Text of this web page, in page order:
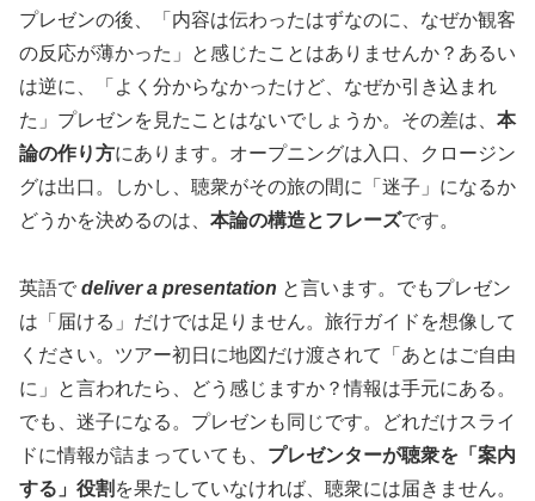
プレゼンの後、「内容は伝わったはずなのに、なぜか観客
の反応が薄かった」と感じたことはありませんか？あるい
は逆に、「よく分からなかったけど、なぜか引き込まれ
た」プレゼンを見たことはないでしょうか。その差は、 本
論の作り方にあります。オープニングは入口、クロージン
グは出口。しかし、聴衆がその旅の間に「迷子」になるか
どうかを決めるのは、 本論の構造とフレーズです。
英語で deliver a presentation と言います。でもプレゼン
は「届ける」だけでは足りません。旅行ガイドを想像して
ください。ツアー初日に地図だけ渡されて「あとはご自由
に」と言われたら、どう感じますか？情報は手元にある。
でも、迷子になる。プレゼンも同じです。どれだけスライ
ドに情報が詰まっていても、 プレゼンターが聴衆を「案内
する」役割 を果たしていなければ、聴衆には届きません。